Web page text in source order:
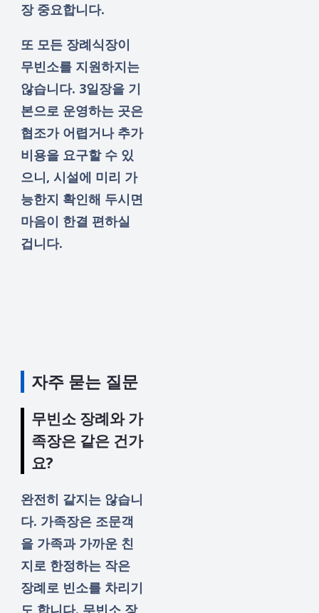
장 중요합니다.
또 모든 장례식장이
무빈소를 지원하지는
않습니다. 3일장을 기
본으로 운영하는 곳은
협조가 어렵거나 추가
비용을 요구할 수 있
으니, 시설에 미리 가
능한지 확인해 두시면
마음이 한결 편하실
겁니다.
자주 묻는 질문
무빈소 장례와 가
족장은 같은 건가
요?
완전히 같지는 않습니
다. 가족장은 조문객
을 가족과 가까운 친
지로 한정하는 작은
장례로 빈소를 차리기